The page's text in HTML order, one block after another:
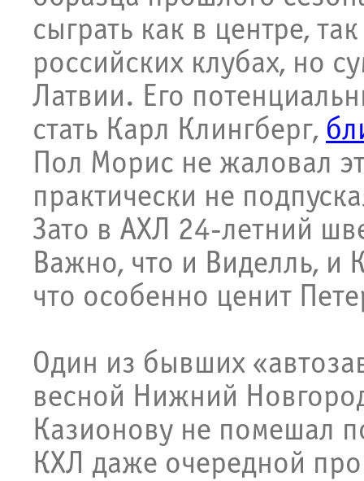
сыграть как в центре,
российских клубах, но
Латвии. Его
стать Карл Клингберг,
Пол Морис не жаловал
практически не
Зато в АХЛ 24-летний
Важно, что и Виделль, и
что особенно ценит
Один из бывших
весной Нижний
Казионову не помешал
КХЛ даже очередной